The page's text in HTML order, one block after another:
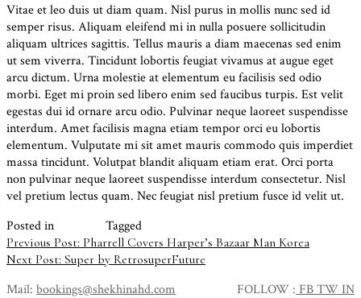
Vitae et leo duis ut diam quam. Nisl purus in mollis nunc sed id
semper risus. Aliquam eleifend mi in nulla posuere sollicitudin
aliquam ultrices sagittis. Tellus mauris a diam maecenas sed enim
ut sem viverra. Tincidunt lobortis feugiat vivamus at augue eget
arcu dictum. Urna molestie at elementum eu facilisis sed odio
morbi. Eget mi proin sed libero enim sed faucibus turpis. Est velit
egestas dui id ornare arcu odio. Pulvinar neque laoreet suspendisse
interdum. Amet facilisis magna etiam tempor orci eu lobortis
elementum. Vulputate mi sit amet mauris commodo quis imperdiet
massa tincidunt. Volutpat blandit aliquam etiam erat. Orci porta
non pulvinar neque laoreet suspendisse interdum consectetur. Nisl
vel pretium lectus quam. Nec feugiat nisl pretium fusce id velit ut.
Posted in
Tagged
Post
navigation
Previous Post: Pharrell Covers Harper’s Bazaar Man Korea
Next Post: Super by RetrosuperFuture
Mail: bookings@shekhinahd.com FOLLOW : FBTWIN